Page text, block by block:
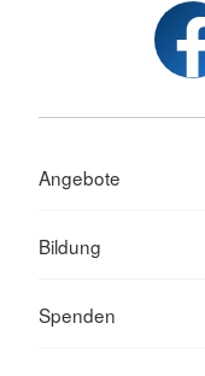
Angebote
Bildung
Spenden